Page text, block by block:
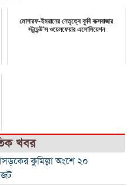
মোশারফ-ইমরানের নেতৃত্বে কুবি কক্সবাজার
স্টুডেন্ট'স ওয়েলফেয়ার এসোসিয়েশন
খবর
কুমিল্লা অংশে ২০